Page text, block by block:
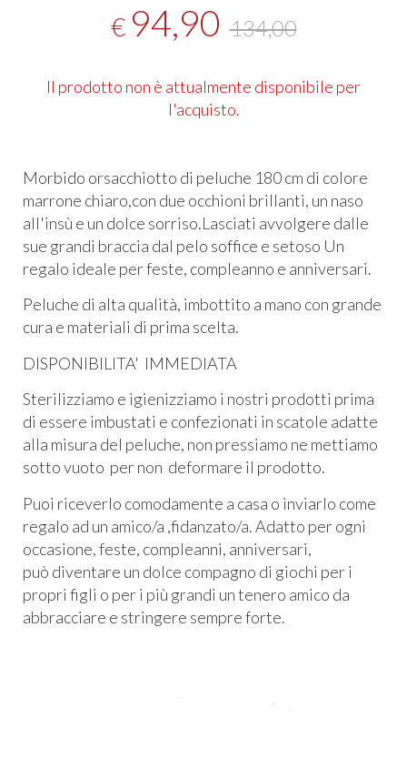
€ 94,90 134,00
Il prodotto non è attualmente disponibile per
l'acquisto.
Morbido orsacchiotto di peluche 180 cm di colore
marrone chiaro,con due occhioni brillanti, un naso
all'insù e un dolce sorriso.Lasciati avvolgere dalle
sue grandi braccia dal pelo soffice e setoso Un
regalo ideale per feste, compleanno e anniversari.
Peluche di alta qualità, imbottito a mano con grande
cura e materiali di prima scelta.
DISPONIBILITA' IMMEDIATA
Sterilizziamo e igienizziamo i nostri prodotti prima
di essere imbustati e confezionati in scatole adatte
alla misura del peluche, non pressiamo ne mettiamo
sotto vuoto per non deformare il prodotto.
Puoi riceverlo comodamente a casa o inviarlo come
regalo ad un amico/a ,fidanzato/a. Adatto per ogni
occasione, feste, compleanni, anniversari,
può diventare un dolce compagno di giochi per i
propri figli o per i più grandi un tenero amico da
abbracciare e stringere sempre forte.